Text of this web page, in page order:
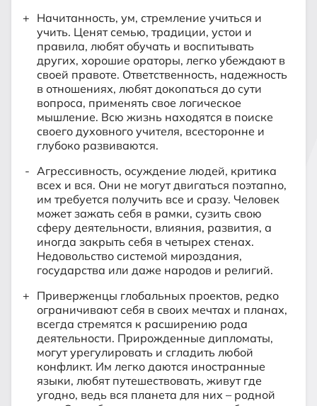
Начитанность, ум, стремление учиться и
учить. Ценят семью, традиции, устои и
правила, любят обучать и воспитывать
других, хорошие ораторы, легко убеждают в
своей правоте. Ответственность, надежность
в отношениях, любят докопаться до сути
вопроса, применять свое логическое
мышление. Всю жизнь находятся в поиске
своего духовного учителя, всесторонне и
глубоко развиваются.
Агрессивность, осуждение людей, критика
всех и вся. Они не могут двигаться поэтапно,
им требуется получить все и сразу. Человек
может зажать себя в рамки, сузить свою
сферу деятельности, влияния, развития, а
иногда закрыть себя в четырех стенах.
Недовольство системой мироздания,
государства или даже народов и религий.
Приверженцы глобальных проектов, редко
ограничивают себя в своих мечтах и планах,
всегда стремятся к расширению рода
деятельности. Прирожденные дипломаты,
могут урегулировать и сгладить любой
конфликт. Им легко даются иностранные
языки, любят путешествовать, живут где
угодно, ведь вся планета для них – родной